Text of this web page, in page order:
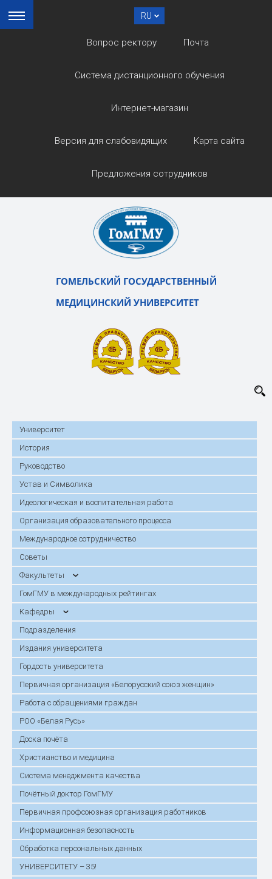
RU
Вопрос ректору Почта
Система дистанционного обучения
Интернет-магазин
Версия для слабовидящих Карта сайта
Предложения сотрудников
ГОМЕЛЬСКИЙ ГОСУДАРСТВЕННЫЙ
МЕДИЦИНСКИЙ УНИВЕРСИТЕТ
Университет
История
Руководство
Устав и Символика
Идеологическая и воспитательная работа
Организация образовательного процесса
Международное сотрудничество
Советы
Факультеты
ГомГМУ в международных рейтингах
Кафедры
Подразделения
Издания университета
Гордость университета
Первичная организация «Белорусский союз женщин»
Работа с обращениями граждан
РОО «Белая Русь»
Доска почёта
Христианство и медицина
Система менеджмента качества
Почётный доктор ГомГМУ
Первичная профсоюзная организация работников
Информационная безопасность
Обработка персональных данных
УНИВЕРСИТЕТУ – 35!